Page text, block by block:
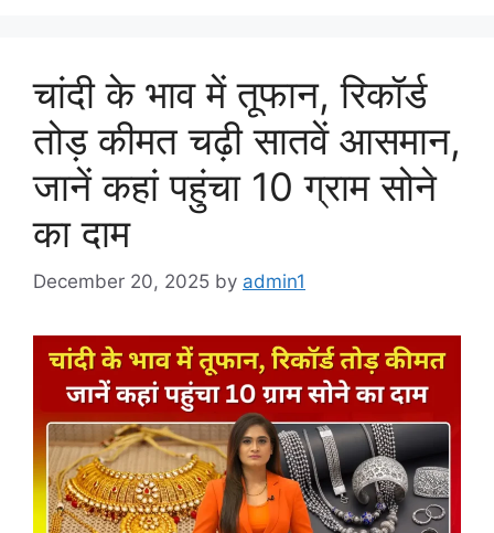
चांदी के भाव में तूफान, रिकॉर्ड
तोड़ कीमत चढ़ी सातवें आसमान,
जानें कहां पहुंचा 10 ग्राम सोने
का दाम
December 20, 2025 by admin1